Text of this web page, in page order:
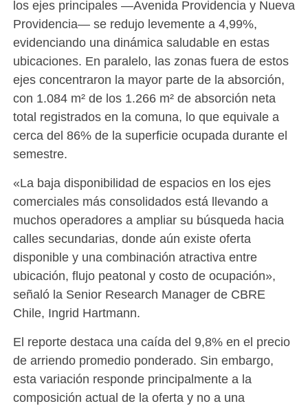
los ejes principales —Avenida Providencia y Nueva
Providencia— se redujo levemente a 4,99%,
evidenciando una dinámica saludable en estas
ubicaciones. En paralelo, las zonas fuera de estos
ejes concentraron la mayor parte de la absorción,
con 1.084 m² de los 1.266 m² de absorción neta
total registrados en la comuna, lo que equivale a
cerca del 86% de la superficie ocupada durante el
semestre.
«La baja disponibilidad de espacios en los ejes
comerciales más consolidados está llevando a
muchos operadores a ampliar su búsqueda hacia
calles secundarias, donde aún existe oferta
disponible y una combinación atractiva entre
ubicación, flujo peatonal y costo de ocupación»,
señaló la Senior Research Manager de CBRE
Chile, Ingrid Hartmann.
El reporte destaca una caída del 9,8% en el precio
de arriendo promedio ponderado. Sin embargo,
esta variación responde principalmente a la
composición actual de la oferta y no a una